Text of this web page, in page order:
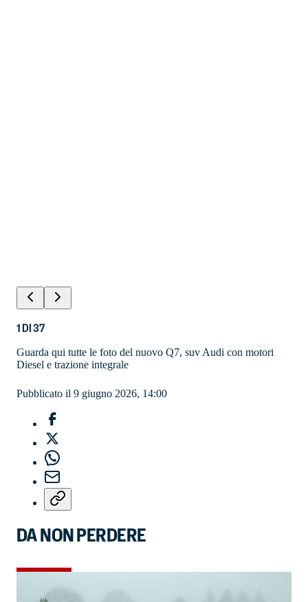
1DI37
Guarda qui tutte le foto del nuovo Q7, suv Audi con motori
Diesel e trazione integrale
Pubblicato il 9 giugno 2026, 14:00
DA NON PERDERE